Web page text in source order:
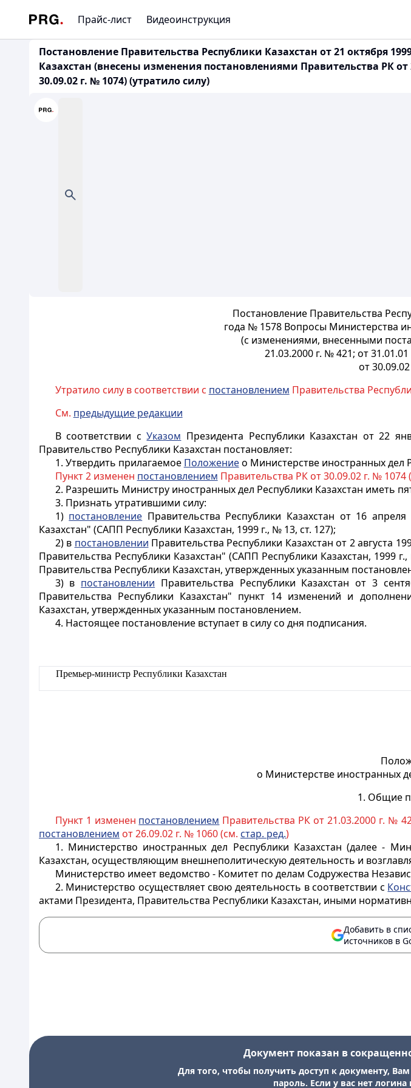
Прайс-лист Видеоинструкция
Постановление Правительства Республики Казахстан от 21 октября
Казахстан (внесены изменения постановлениями Правительства РК от
30.09.02 г. № 1074) (утратило силу)
Постановление Правительства
года № 1578 Вопросы Министерства
(с изменениями, внесенными
21.03.2000 г. № 421; от
от
Утратило силу в соответствии с постановлением Правительства
См. предыдущие редакции
В соответствии сУказом Президента Республики Казахстан от 22
Правительство Республики Казахстан постановляет:
1. Утвердить прилагаемое Положениео Министерстве иностранных дел
Пункт 2 изменен постановлением Правительства РК от 30.09.02 г. № 1074 (
2. Разрешить Министру иностранных дел Республики Казахстан иметь
3. Признать утратившими силу:
1) постановление Правительства Республики Казахстан от 16
Казахстан" (САПП Республики Казахстан, 1999 г., № 13, ст. 127);
2) в постановлении Правительства Республики Казахстан от 2
Правительства Республики Казахстан" (САПП Республики Казахстан, 1999
Правительства Республики Казахстан, утвержденных указанным
3) в постановлении Правительства Республики Казахстан от 3
Правительства Республики Казахстан" пункт 14 изменений и
Казахстан, утвержденных указанным постановлением.
4. Настоящее постановление вступает в силу со дня подписания.
Премьер-министр Республики Казахстан
о Министерстве иностранных
1. Общие
Пункт 1 изменен постановлением Правительства РК от 21.03.2000 г. №
постановлением от 26.09.02 г. № 1060 (см. стар. ред.)
1. Министерство иностранных дел Республики Казахстан (далее -
Казахстан, осуществляющим внешнеполитическую деятельность и
Министерство имеет ведомство - Комитет по делам Содружества
2. Министерство осуществляет свою деятельность в соответствии с
актами Президента, Правительства Республики Казахстан, иными
Добавить в
источников в
Документ показан в
Для того, чтобы получить доступ к документу,
пароль. Если у вас нет